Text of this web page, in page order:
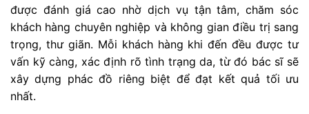
được đánh giá cao nhờ dịch vụ tận tâm, chăm sóc
khách hàng chuyên nghiệp và không gian điều trị sang
trọng, thư giãn. Mỗi khách hàng khi đến đều được tư
vấn kỹ càng, xác định rõ tình trạng da, từ đó bác sĩ sẽ
xây dựng phác đồ riêng biệt để đạt kết quả tối ưu
nhất.